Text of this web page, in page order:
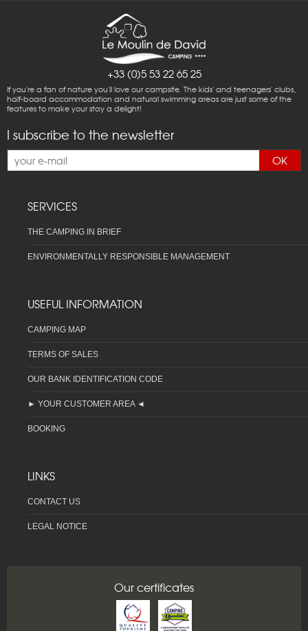
+33 (0)5 53 22 65 25
If you're a fan of nature you'll love our campsite. The kids' and teenagers' clubs,
half-board accommodation and natural swimming areas are just some of the
features to make your stay a delight!
I subscribe to the newsletter
OK
SERVICES
THE CAMPING IN BRIEF
ENVIRONMENTALLY RESPONSIBLE MANAGEMENT
USEFUL INFORMATION
CAMPING MAP
TERMS OF SALES
OUR BANK IDENTIFICATION CODE
► YOUR CUSTOMER AREA ◄
BOOKING
LINKS
CONTACT US
LEGAL NOTICE
Our certificates